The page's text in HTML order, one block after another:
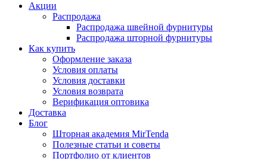
Акции
Распродажа
Распродажа швейной фурнитуры
Распродажа шторной фурнитуры
Как купить
Оформление заказа
Условия оплаты
Условия доставки
Условия возврата
Верификация оптовика
Доставка
Блог
Шторная академия MirTenda
Полезные статьи и советы
Портфолио от клиентов